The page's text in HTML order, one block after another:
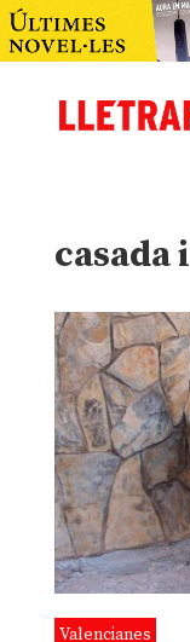
casada
Valencianes